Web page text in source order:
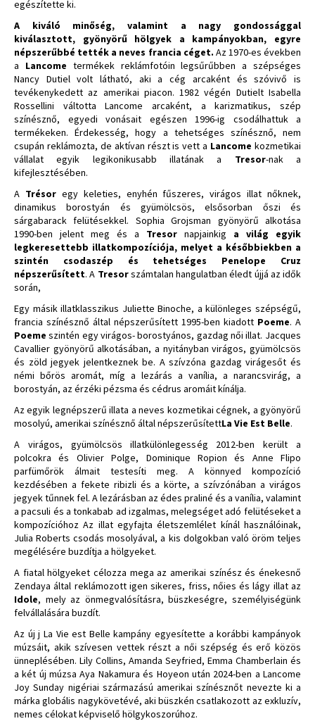
egészítette ki.
A kiváló minőség, valamint a nagy gondossággal
kiválasztott, gyönyörű hölgyek a kampányokban, egyre
népszerűbbé tették a neves francia céget. Az 1970-es években
a Lancome termékek reklámfotóin legsűrűbben a szépséges
Nancy Dutiel volt látható, aki a cég arcaként és szóvivő is
tevékenykedett az amerikai piacon. 1982 végén Dutielt Isabella
Rossellini váltotta Lancome arcaként, a karizmatikus, szép
színésznő, egyedi vonásait egészen 1996-ig csodálhattuk a
termékeken. Érdekesség, hogy a tehetséges színésznő, nem
csupán reklámozta, de aktívan részt is vett a Lancome kozmetikai
vállalat egyik legikonikusabb illatának a Tresor-nak a
kifejlesztésében.
A Trésoregy keleties, enyhén fűszeres, virágos illat nőknek,
dinamikus borostyán és gyümölcsös, elsősorban őszi és
sárgabarack felütésekkel. Sophia Grojsman gyönyörű alkotása
1990-ben jelent meg és a Tresor napjainkig a világ egyik
legkeresettebb illatkompozíciója, melyet a későbbiekben a
szintén csodaszép és tehetséges Penelope Cruz
népszerűsített. A Tresorszámtalan hangulatban éledt újjá az idők
során,
Egy másik illatklasszikus Juliette Binoche, a különleges szépségű,
francia színésznő által népszerűsített 1995-ben kiadott Poeme. A
Poemeszintén egy virágos- borostyános, gazdag női illat. Jacques
Cavallier gyönyörű alkotásában, a nyitányban virágos, gyümölcsös
és zöld jegyek jelentkeznek be. A szívzóna gazdag virágesőt és
némi bőrös aromát, míg a lezárás a vanília, a narancsvirág, a
borostyán, az érzéki pézsma és cédrus aromáit kínálja.
Az egyik legnépszerű illata a neves kozmetikai cégnek, a gyönyörű
mosolyú, amerikai színésznő által népszerűsítettLa Vie Est Belle.
A virágos, gyümölcsös illatkülönlegesség 2012-ben került a
polcokra és Olivier Polge, Dominique Ropion és Anne Flipo
parfümőrök álmait testesíti meg. A könnyed kompozíció
kezdésében a fekete ribizli és a körte, a szívzónában a virágos
jegyek tűnnek fel. A lezárásban az édes praliné és a vanília, valamint
a pacsuli és a tonkabab ad izgalmas, melegséget adó felütéseket a
kompozícióhoz Az illat egyfajta életszemlélet kínál használóinak,
Julia Roberts csodás mosolyával, a kis dolgokban való öröm teljes
megélésére buzdítja a hölgyeket.
A fiatal hölgyeket célozza mega az amerikai színész és énekesnő
Zendaya által reklámozott igen sikeres, friss, nőies és lágy illat az
Idole, mely az önmegvalósításra, büszkeségre, személyiségünk
felvállalására buzdít.
Az új j La Vie est Belle kampány egyesítette a korábbi kampányok
múzsáit, akik szívesen vettek részt a női szépség és erő közös
ünneplésében. Lily Collins, Amanda Seyfried, Emma Chamberlain és
a két új múzsa Aya Nakamura és Hoyeon után 2024-ben a Lancome
Joy Sunday nigériai származású amerikai színésznőt nevezte ki a
márka globális nagykövetévé, aki büszkén csatlakozott az exkluzív,
nemes célokat képviselő hölgykoszorúhoz.